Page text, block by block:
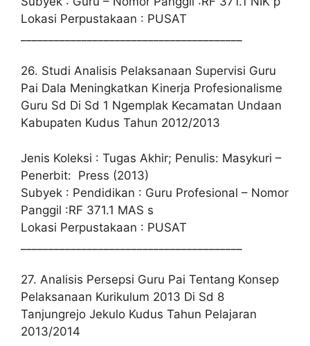
Lokasi Perpustakaan : PUSAT
26. Studi Analisis Pelaksanaan Supervisi Guru
Pai Dala Meningkatkan Kinerja Profesionalisme
Guru Sd Di Sd 1 Ngemplak Kecamatan Undaan
Kabupaten Kudus Tahun 2012/2013
Jenis Koleksi : Tugas Akhir; Penulis: Masykuri –
Penerbit: Press (2013)
Subyek : Pendidikan : Guru Profesional – Nomor
Panggil :RF 371.1 MAS s
Lokasi Perpustakaan : PUSAT
27. Analisis Persepsi Guru Pai Tentang Konsep
Pelaksanaan Kurikulum 2013 Di Sd 8
Tanjungrejo Jekulo Kudus Tahun Pelajaran
2013/2014